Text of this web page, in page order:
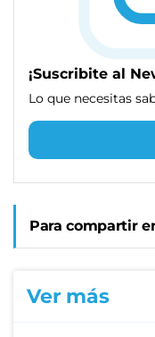
¡Suscribite al
Lo que necesitas
Para compartir
Ver más